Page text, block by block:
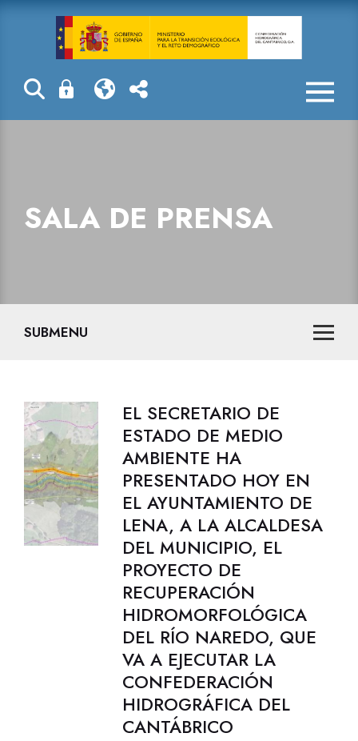
Sala de prensa
SALA DE PRENSA
SUBMENU
EL SECRETARIO DE
ESTADO DE MEDIO
AMBIENTE HA
PRESENTADO HOY EN
EL AYUNTAMIENTO DE
LENA, A LA ALCALDESA
DEL MUNICIPIO, EL
PROYECTO DE
RECUPERACIÓN
HIDROMORFOLÓGICA
DEL RÍO NAREDO, QUE
VA A EJECUTAR LA
CONFEDERACIÓN
HIDROGRÁFICA DEL
CANTÁBRICO